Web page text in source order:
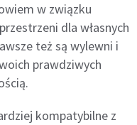
w związku
dla własnych
też są wylewni i
prawdziwych
kompatybilne z